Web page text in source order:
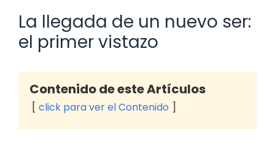
La llegada de un nuevo ser:
el primer vistazo
Contenido de este Artículos
click para ver el Contenido